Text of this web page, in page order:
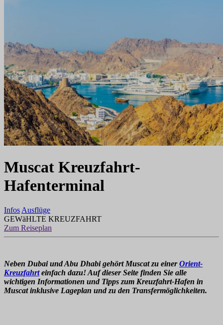
Muscat Kreuzfahrt-
Hafenterminal
Infos Ausflüge
GEWäHLTE KREUZFAHRT
Zum Reiseplan
Neben Dubai und Abu Dhabi gehört Muscat zu einerOrient-
Kreuzfahrteinfach dazu! Auf dieser Seite finden Sie alle
wichtigen Informationen und Tipps zum Kreuzfahrt-Hafen in
Muscat inklusive Lageplan und zu den Transfermöglichkeiten.